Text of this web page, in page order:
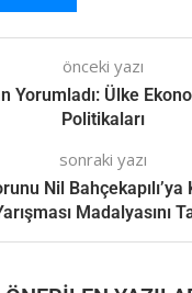
önceki yazı
Yorumladı: Ülke
Politikaları
sonraki yazı
Nil Bahçekapılı’ya
Madalyasını